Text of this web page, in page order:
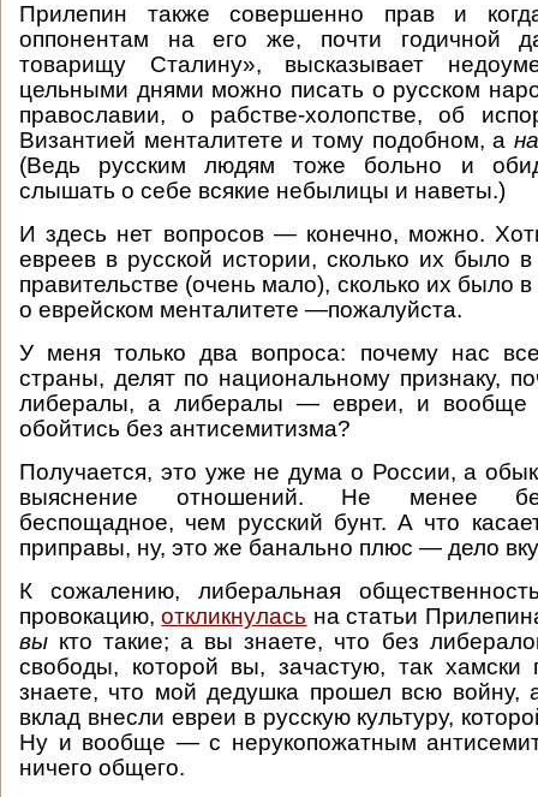
Прилепин также совершенно прав и
оппонентам на его же, почти годичной
товарищу Сталину», высказывает
цельными днями можно писать о русском
православии, о рабстве-холопстве, об
Византией менталитете и тому подобном, а
(Ведь русским людям тоже больно и
слышать о себе всякие небылицы и наветы.)
И здесь нет вопросов — конечно, можно.
евреев в русской истории, сколько их было
правительстве (очень мало), сколько их было
о еврейском менталитете —пожалуйста.
У меня только два вопроса: почему нас
страны, делят по национальному признаку,
либералы, а либералы — евреи, и вообще
обойтись без антисемитизма?
Получается, это уже не дума о России, а
выяснение отношений. Не менее
беспощадное, чем русский бунт. А что
приправы, ну, это же банально плюс — дело
К сожалению, либеральная
провокацию,откликнулась на статьи
вы кто такие; а вы знаете, что без
свободы, которой вы, зачастую, так хамски
знаете, что мой дедушка прошел всю войну,
вклад внесли евреи в русскую культуру,
Ну и вообще — с нерукопожатным
ничего общего.